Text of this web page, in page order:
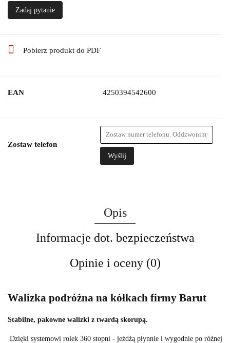
Zadaj pytanie
Pobierz produkt do PDF
EAN 4250394542600
Zostaw telefon
Wyślij
Opis
Informacje dot. bezpieczeństwa
Opinie i oceny (0)
Walizka podróżna na kółkach firmy Barut
Stabilne, pakowne walizki z twardą skorupą.
Dzięki systemowi rolek 360 stopni - jeżdżą płynnie i wygodnie po różnej